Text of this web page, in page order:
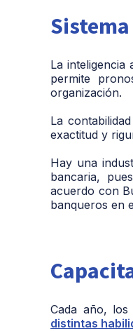
La inteligencia
permite
organización.
La
exactitud y
Hay una
bancaria,
acuerdo con
banqueros en
Cada año,
distintas